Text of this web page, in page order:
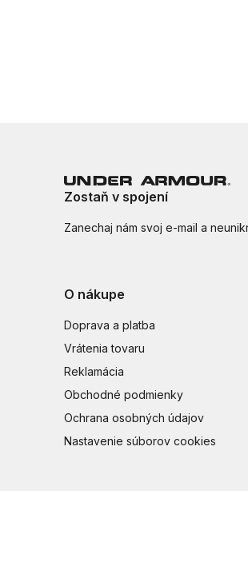
Zostaň v spojení
Zanechaj nám svoj e-mail a
O nákupe
Doprava a platba
Vrátenia tovaru
Reklamácia
Obchodné podmienky
Ochrana osobných údajov
Nastavenie súborov cookies